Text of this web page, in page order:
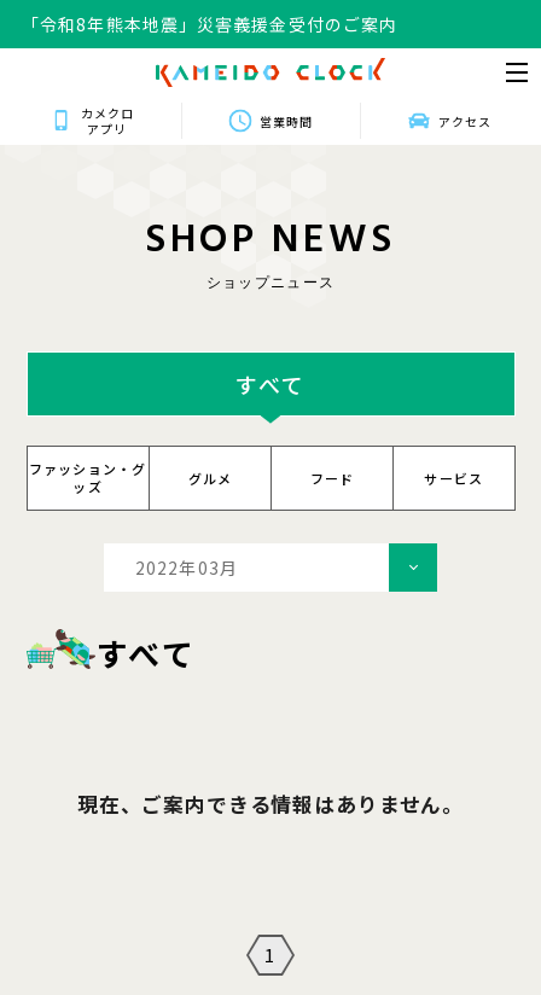
「令和8年熊本地震」災害義援金受付のご案内
カメクロ
アプリ
営業時間 アクセス
SHOP NEWS
ショップニュース
すべて
ファッション・グ
ッズ
グルメ フード サービス
2022年03月
すべて
現在、ご案内できる情報はありません。
1